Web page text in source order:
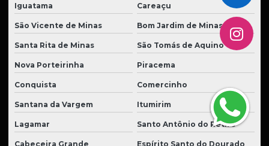
Iguatama Careaçu
São Vicente de Minas Bom Jardim de Minas
Santa Rita de Minas São Tomás de Aquino
Nova Porteirinha Piracema
Conquista Comercinho
Santana da Vargem Itumirim
Lagamar Santo Antônio do Retiro
Cabeceira Grande Espírito Santo do Dourado